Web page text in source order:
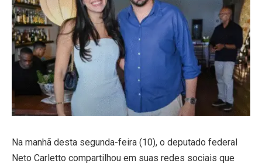
Na manhã desta segunda-feira (10), o deputado federal
Neto Carletto compartilhou em suas redes sociais que